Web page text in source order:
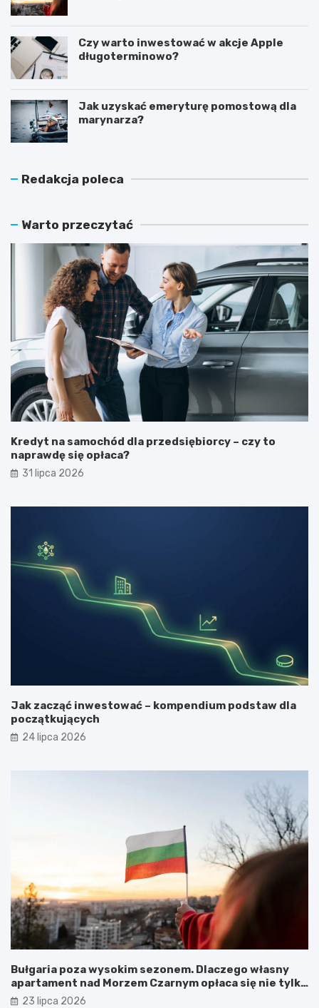
Czy warto inwestować w akcje Apple
długoterminowo?
Jak uzyskać emeryturę pomostową dla
marynarza?
Redakcja poleca
Warto przeczytać
Kredyt na samochód dla przedsiębiorcy – czy to
naprawdę się opłaca?
31 lipca 2026
Jak zacząć inwestować – kompendium podstaw dla
początkujących
24 lipca 2026
Bułgaria poza wysokim sezonem. Dlaczego własny
apartament nad Morzem Czarnym opłaca się nie tylko
latem?
23 lipca 2026